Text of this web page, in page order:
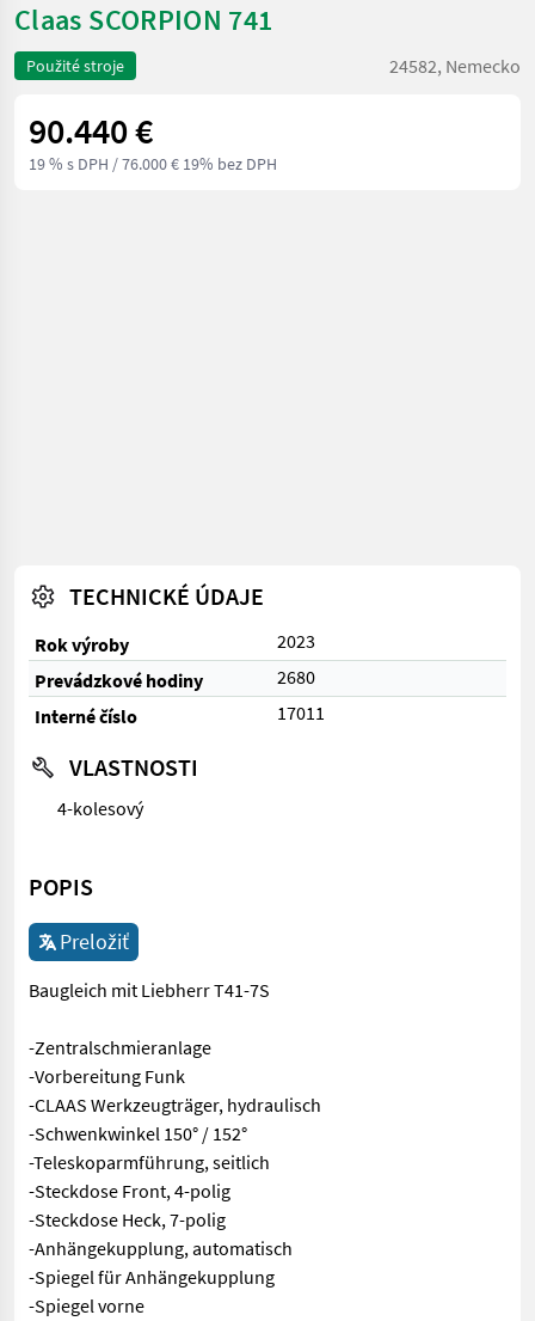
Claas SCORPION 741
Použité stroje 24582, Nemecko
90.440 €
19 % s DPH / 76.000 € 19% bez DPH
TECHNICKÉ ÚDAJE
Rok výroby
2023
Prevádzkové hodiny
2680
Interné číslo
17011
VLASTNOSTI
4-kolesový
POPIS
Preložiť
Baugleich mit Liebherr T41-7S
-Zentralschmieranlage
-Vorbereitung Funk
-CLAAS Werkzeugträger, hydraulisch
-Schwenkwinkel 150° / 152°
-Teleskoparmführung, seitlich
-Steckdose Front, 4-polig
-Steckdose Heck, 7-polig
-Anhängekupplung, automatisch
-Spiegel für Anhängekupplung
-Spiegel vorne